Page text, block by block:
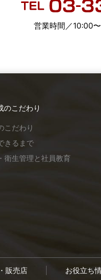
営業時間／10:00
のこだわり
こだわり
きるまで
衛生管理と社員教育
販売店 お役立ち